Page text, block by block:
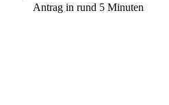
Antrag in rund 5 Minuten